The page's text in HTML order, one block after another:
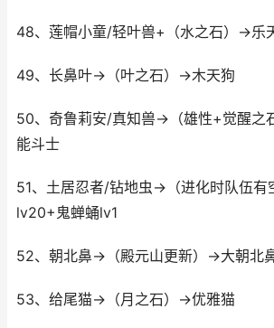
48、莲帽小童/轻叶兽+（水之石）→乐
49、长鼻叶→（叶之石）→木天狗
50、奇鲁莉安/真知兽→（雄性+觉醒之
能斗士
51、土居忍者/钻地虫→（进化时队伍
lv20+鬼蝉蛹lv1
52、朝北鼻→（殿元山更新）→大朝北
53、给尾猫→（月之石）→优雅猫